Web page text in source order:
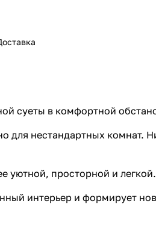
суеты в комфортной
для нестандартных комнат.
уютной, просторной и легкой.
интерьер и формирует